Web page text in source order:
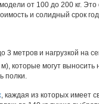
от 100 до 200 кг.
и солидный срок
метров и нагрузкой на
которые могут выносить
полки.
, каждая из которых имеет